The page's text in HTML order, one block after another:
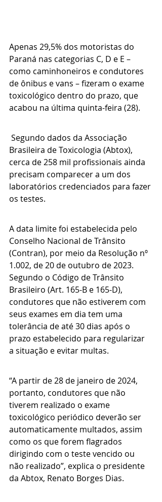
Apenas 29,5% dos motoristas do
Paraná nas categorias C, D e E –
como caminhoneiros e condutores
de ônibus e vans – fizeram o exame
toxicológico dentro do prazo, que
acabou na última quinta-feira (28).
Brasileira de Toxicologia (Abtox),
cerca de 258 mil profissionais ainda
precisam comparecer a um dos
laboratórios credenciados para fazer
os testes.
A data limite foi estabelecida pelo
Conselho Nacional de Trânsito
(Contran), por meio da Resolução nº
1.002, de 20 de outubro de 2023.
Segundo o Código de Trânsito
Brasileiro (Art. 165-B e 165-D),
condutores que não estiverem com
seus exames em dia tem uma
tolerância de até 30 dias após o
prazo estabelecido para regularizar
a situação e evitar multas.
“A partir de 28 de janeiro de 2024,
portanto, condutores que não
tiverem realizado o exame
toxicológico periódico deverão ser
automaticamente multados, assim
como os que forem flagrados
dirigindo com o teste vencido ou
não realizado”, explica o presidente
da Abtox, Renato Borges Dias.